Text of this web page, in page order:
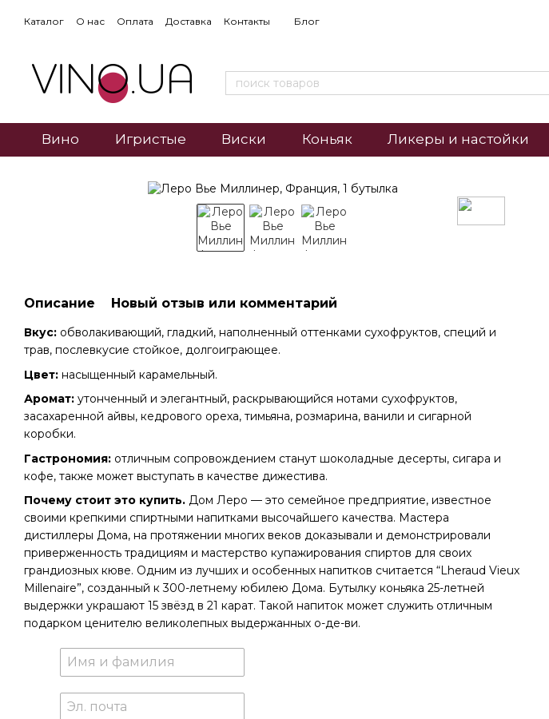
Каталог О нас Оплата Доставка Контакты Блог
Вино Игристые Виски Коньяк Ликеры и настойки
Описание Новый отзыв или комментарий
Вкус: обволакивающий, гладкий, наполненный оттенками сухофруктов, специй и
трав, послевкусие стойкое, долгоиграющее.
Цвет: насыщенный карамельный.
Аромат: утонченный и элегантный, раскрывающийся нотами сухофруктов,
засахаренной айвы, кедрового ореха, тимьяна, розмарина, ванили и сигарной
коробки.
Гастрономия: отличным сопровождением станут шоколадные десерты, сигара и
кофе, также может выступать в качестве дижестива.
Почему стоит это купить. Дом Леро — это семейное предприятие, известное
своими крепкими спиртными напитками высочайшего качества. Мастера
дистиллеры Дома, на протяжении многих веков доказывали и демонстрировали
приверженность традициям и мастерство купажирования спиртов для своих
грандиозных кюве. Одним из лучших и особенных напитков считается “Lheraud Vieux
Millenaire”, созданный к 300-летнему юбилею Дома. Бутылку коньяка 25-летней
выдержки украшают 15 звёзд в 21 карат. Такой напиток может служить отличным
подарком ценителю великолепных выдержанных о-де-ви.